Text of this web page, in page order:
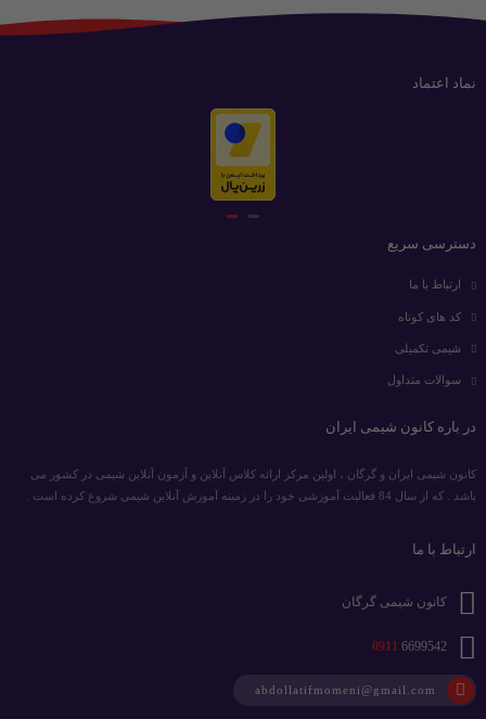
نماد اعتماد
دسترسی سریع
ارتباط با ما
کد های کوتاه
شیمی تکمیلی
سوالات متداول
در باره کانون شیمی ایران
کانون شیمی ایران و گرگان ، اولین مرکز ارائه کلاس آنلاین و آزمون آنلاین شیمی در کشور می
باشد . که از سال 84 فعالیت آموزشی خود را در زمینه آموزش آنلاین شیمی شروع کرده است .
ارتباط با ما
کانون شیمی گرگان
0911 6699542
abdollatifmomeni@gmail.com